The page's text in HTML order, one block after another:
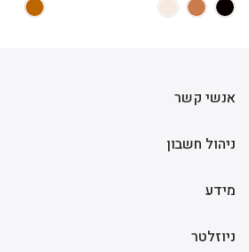
אנשי קשר
ניהול חשבון
מידע
ניוזלטר